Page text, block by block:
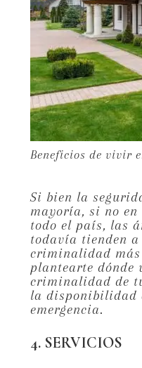
Beneficios de vivir
Si bien la
mayoría, si no en
todo el país, las
todavía tienden a
criminalidad más
plantearte
criminalidad de
la disponibilidad
emergencia.
4. SERVICIOS